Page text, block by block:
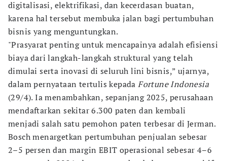
digitalisasi, elektrifikasi, dan kecerdasan buatan,
karena hal tersebut membuka jalan bagi pertumbuhan
bisnis yang menguntungkan.
"Prasyarat penting untuk mencapainya adalah efisiensi
biaya dari langkah-langkah struktural yang telah
dimulai serta inovasi di seluruh lini bisnis,” ujarnya,
dalam pernyataan tertulis kepadaFortune Indonesia
(29/4). Ia menambahkan, sepanjang 2025, perusahaan
mendaftarkan sekitar 6.300 paten dan kembali
menjadi salah satu pemohon paten terbesar di Jerman.
Bosch menargetkan pertumbuhan penjualan sebesar
2–5 persen dan margin EBIT operasional sebesar 4–6